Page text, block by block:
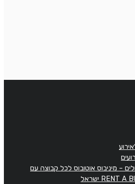
– מיניבוס אוטובוס לכל קבוצה עם